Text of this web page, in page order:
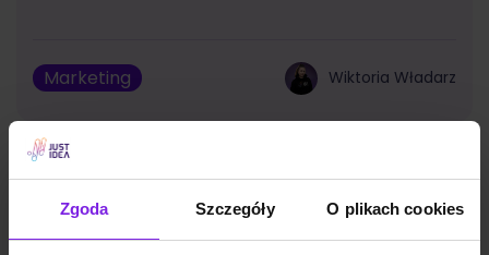
Zgoda Szczegóły O plikach cookies
Marketing Wiktoria Władarz